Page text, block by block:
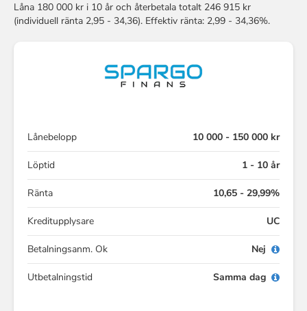
Låna 180 000 kr i 10 år och återbetala totalt 246 915 kr
(individuell ränta 2,95 - 34,36). Effektiv ränta: 2,99 - 34,36%.
Lånebelopp 10 000 - 150 000 kr
Löptid 1 - 10 år
Ränta 10,65 - 29,99%
Kreditupplysare UC
Betalningsanm. Ok Nej
Utbetalningstid Samma dag